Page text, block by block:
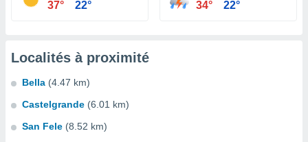
37° 22° 34° 22°
Localités à proximité
Bella (4.47 km)
Castelgrande (6.01 km)
San Fele (8.52 km)